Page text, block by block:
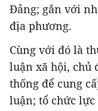
Đảng; gắn với
địa phương.
Cùng với đó là
luận xã hội, chủ
thống để cung
luận; tổ chức